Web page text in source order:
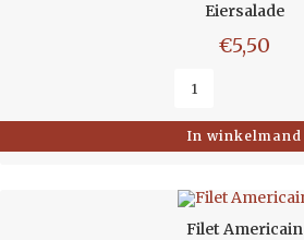
Eiersalade
€5,50
In winkelmand
Filet Americain